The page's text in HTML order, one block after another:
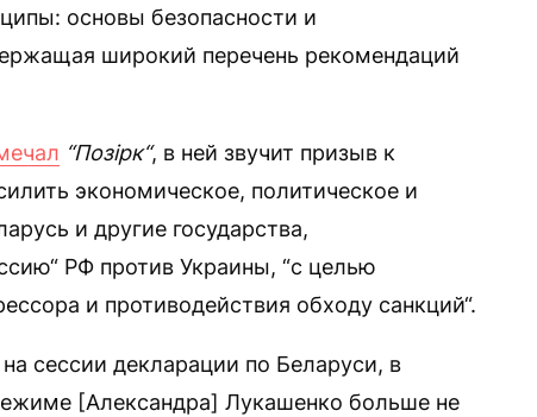
основы безопасности и
широкий перечень рекомендаций
“Позірк“, в ней звучит призыв к
экономическое, политическое и
и другие государства,
РФ против Украины, “с целью
и противодействия обходу санкций“.
сессии декларации по Беларуси, в
[Александра] Лукашенко больше не